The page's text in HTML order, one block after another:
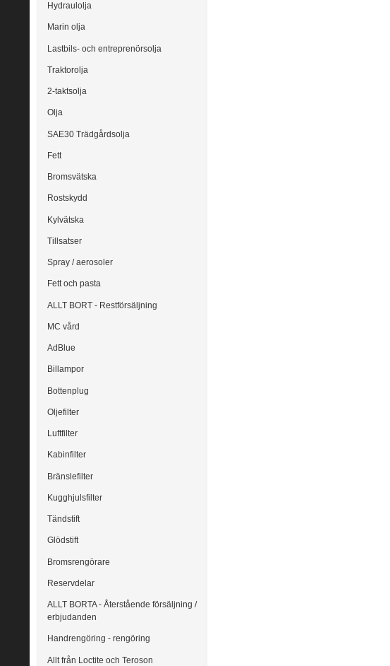
Hydraulolja
Marin olja
Lastbils- och entreprenörsolja
Traktorolja
2-taktsolja
Olja
SAE30 Trädgårdsolja
Fett
Bromsvätska
Rostskydd
Kylvätska
Tillsatser
Spray / aerosoler
Fett och pasta
ALLT BORT - Restförsäljning
MC vård
AdBlue
Billampor
Bottenplug
Oljefilter
Luftfilter
Kabinfilter
Bränslefilter
Kugghjulsfilter
Tändstift
Glödstift
Bromsrengörare
Reservdelar
ALLT BORTA - Återstående försäljning /
erbjudanden
Handrengöring - rengöring
Allt från Loctite och Teroson